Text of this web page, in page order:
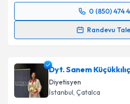
0 (850) 474
Randevu
Randevu Takvimi Talebi
takvim hazırlandığında e-
E-posta Adresiniz
Dyt. Sanem Küçükkılıç
Diyetisyen
İstanbul, Çatalca